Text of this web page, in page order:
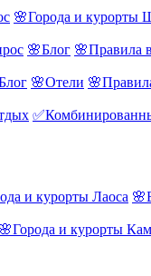
🌸Города и курорты
🌸Блог 🌸Правила
🌸Отели
и курорты Лаоса
🌸Города и курорты